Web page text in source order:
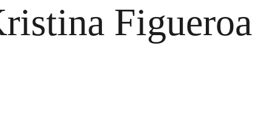
Figueroa